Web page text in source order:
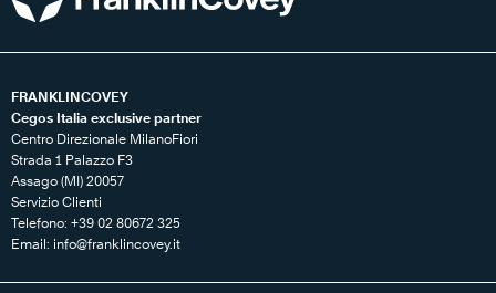
FRANKLINCOVEY
Cegos Italia exclusive partner
Centro Direzionale MilanoFiori
Strada 1 Palazzo F3
Assago (MI) 20057
Servizio Clienti
Telefono: +39 02 80672 325
Email: info@franklincovey.it